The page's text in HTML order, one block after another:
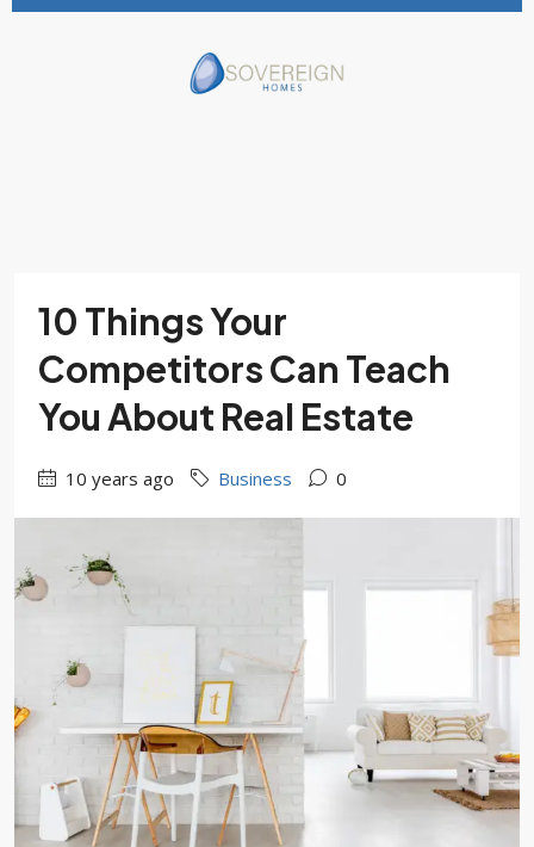
10 Things Your
Competitors Can Teach
You About Real Estate
10 years ago Business 0